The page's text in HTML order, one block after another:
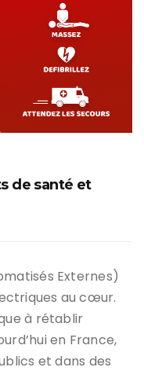
de santé et
Externes)
au cœur.
à rétablir
en France,
et dans des